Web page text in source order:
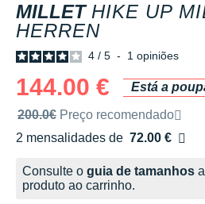
MILLET HIKE UP
HERREN
4 / 5 - 1 opiniões
144.00 €
Está a
Preço de venda recomendado
200.0€ Preço recomendado
2 mensalidades de 72.00 €
sem custos
Consulte o guia de tamanhos
produto ao carrinho.